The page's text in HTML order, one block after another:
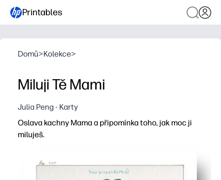
Printables
Domů>Kolekce>
Miluji Tě Mami
Julia Peng - Karty
Oslava kachny Mama a připomínka toho, jak moc ji
miluješ.
Rozkošné káčátko potěší děti a maminky - skvělé do